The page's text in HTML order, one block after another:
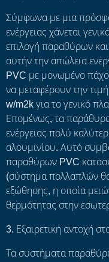
Σύμφωνα με μια
ενέργειας χάνεται
επιλογή παραθύρων
αυτήν την απώλεια
PVC με μονωμένο
να μεταφέρουν την
w/m2k για το γενικό
Επομένως, τα
ενέργειας πολύ
αλουμινίου. Αυτό
παραθύρων PVC
(σύστημα πολλαπλών
εξώθησης, η οποία
θερμότητας στην
3. Εξαιρετική αντοχή
Τα συστήματα